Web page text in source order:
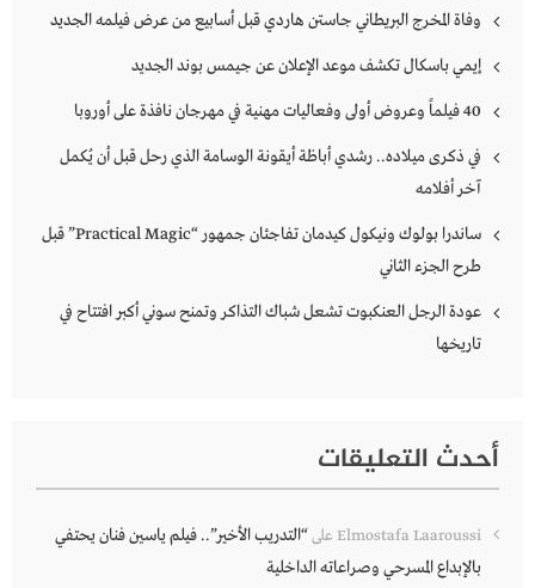
وفاة المخرج البريطاني جاستن هاردي قبل أسابيع من عرض فيلمه الجديد
إيمي باسكال تكشف موعد الإعلان عن جيمس بوند الجديد
40 فيلماً وعروض أولى وفعاليات مهنية في مهرجان نافذة على أوروبا
في ذكرى ميلاده.. رشدي أباظة أيقونة الوسامة الذي رحل قبل أن يُكمل
آخر أفلامه
ساندرا بولوك ونيكول كيدمان تفاجئان جمهور “Practical Magic” قبل
طرح الجزء الثاني
عودة الرجل العنكبوت تشعل شباك التذاكر وتمنح سوني أكبر افتتاح في
تاريخها
أحدث التعليقات
Elmostafa Laaroussi على“التدريب الأخير”.. فيلم ياسين فنان يحتفي
بالإبداع المسرحي وصراعاته الداخلية